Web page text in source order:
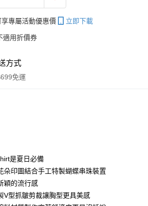
專屬活動優惠價 立即下載
用折價券
方式
免運
款
是夏日必備
朵印圖結合手工特製蝴蝶串珠裝置
穎的流行感
V型抓皺剪裁讓胸型更具美感